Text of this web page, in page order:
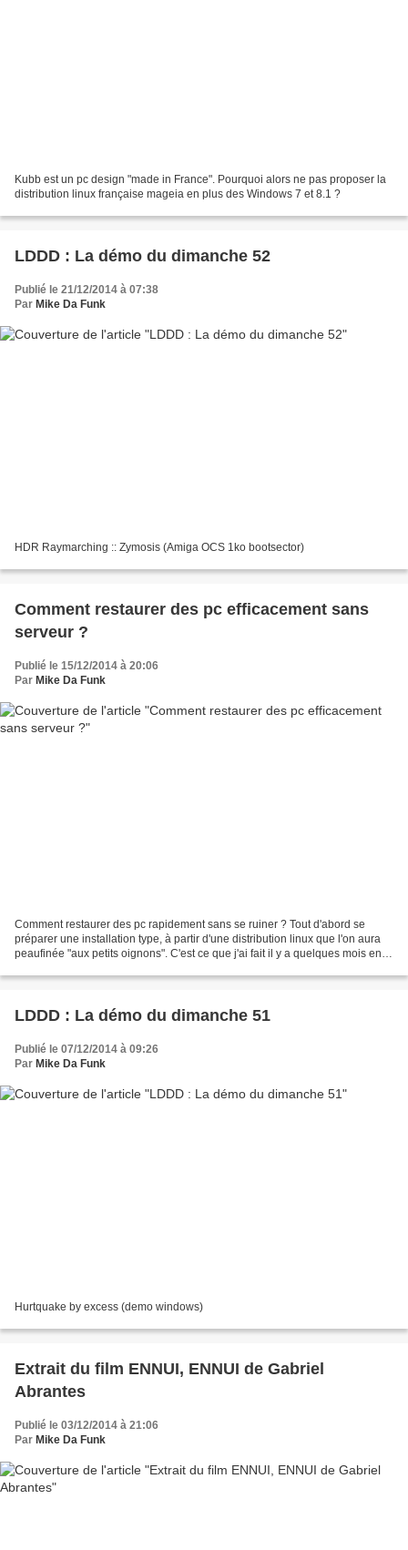
Kubb est un pc design "made in France". Pourquoi alors ne pas proposer la
distribution linux française mageia en plus des Windows 7 et 8.1 ?
LDDD : La démo du dimanche 52
Publié le 21/12/2014 à 07:38
Par Mike Da Funk
HDR Raymarching :: Zymosis (Amiga OCS 1ko bootsector)
Comment restaurer des pc efficacement sans
serveur ?
Publié le 15/12/2014 à 20:06
Par Mike Da Funk
Comment restaurer des pc rapidement sans se ruiner ? Tout d'abord se
préparer une installation type, à partir d'une distribution linux que l'on aura
peaufinée "aux petits oignons". C'est ce que j'ai fait il y a quelques mois en
LDDD : La démo du dimanche 51
Publié le 07/12/2014 à 09:26
Par Mike Da Funk
Hurtquake by excess (demo windows)
Extrait du film ENNUI, ENNUI de Gabriel
Abrantes
Publié le 03/12/2014 à 21:06
Par Mike Da Funk